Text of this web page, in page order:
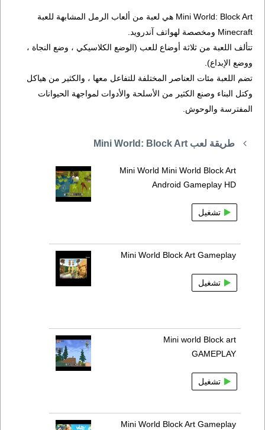
Mini World: Block Art هي لعبة من ألعاب الرمل المشابهة للعبة
Minecraft ومخصصة لهواتف آندرويد.
تتألف اللعبة من ثلاثة أوضاع للعب (الوضع الكلاسيكي ، وضع النجاة ،
ووضع الإبداع).
تضم اللعبة مئات العناصر المختلفة للتفاعل معها ، والكثير من هياكل
وكتل البناء وصنع الكثير من الأسلحة والأدوات لمواجهة الحيوانات
المفترسة والوحوش.
طريقة لعب Mini World: Block Art
Mini World Mini World Block Art
Android Gameplay HD
تشغيل
Mini World Block Art Gameplay
تشغيل
Mini world Block art
GAMEPLAY
تشغيل
Mini World Block Art Gameplay